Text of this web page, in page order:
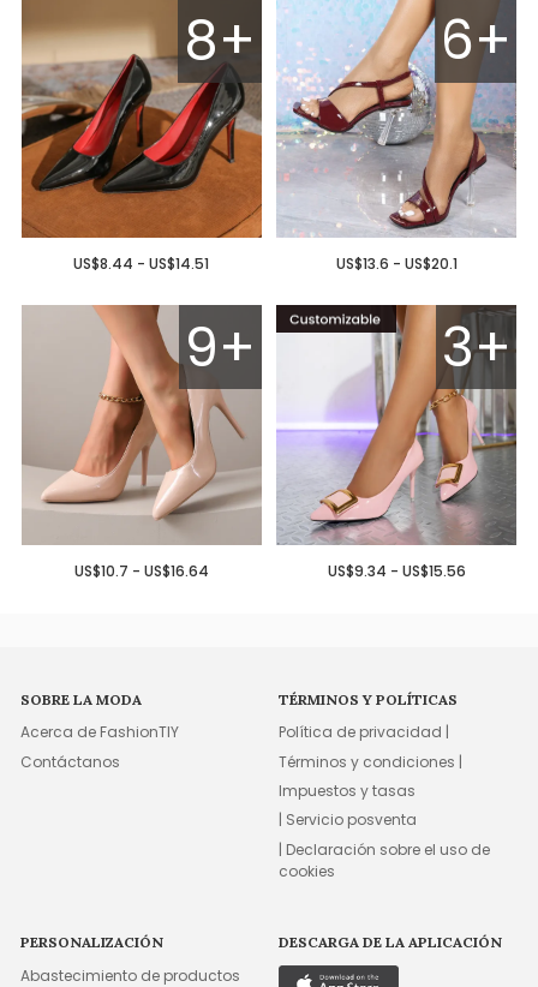
8+
US$8.44 - US$14.51
6+
US$13.6 - US$20.1
9+
US$10.7 - US$16.64
3+
US$9.34 - US$15.56
SOBRE LA MODA
Acerca de FashionTIY
Contáctanos
TÉRMINOS Y POLÍTICAS
Política de privacidad |
Términos y condiciones |
Impuestos y tasas
| Servicio posventa
| Declaración sobre el uso de
cookies
PERSONALIZACIÓN
Abastecimiento de productos
DESCARGA DE LA APLICACIÓN